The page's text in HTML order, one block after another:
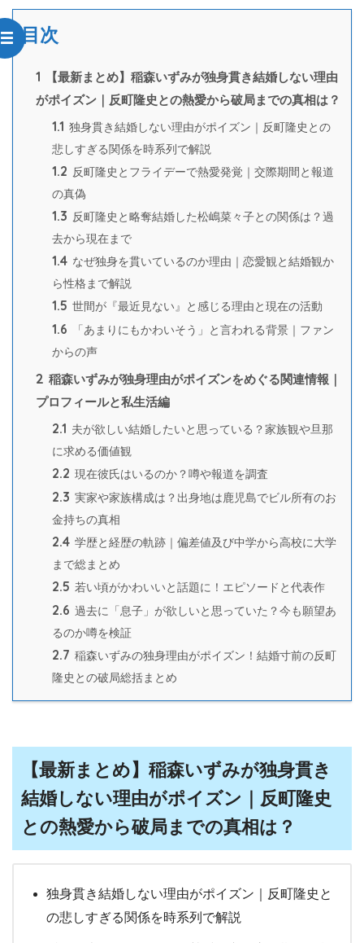
目次
1
【最新まとめ】稲森いずみが独身貫き結婚しない理由
がポイズン｜反町隆史との熱愛から破局までの真相は？
1.1 独身貫き結婚しない理由がポイズン｜反町隆史との
悲しすぎる関係を時系列で解説
1.2 反町隆史とフライデーで熱愛発覚｜交際期間と報道
の真偽
1.3 反町隆史と略奪結婚した松嶋菜々子との関係は？過
去から現在まで
1.4 なぜ独身を貫いているのか理由｜恋愛観と結婚観か
ら性格まで解説
1.5 世間が『最近見ない』と感じる理由と現在の活動
1.6
「あまりにもかわいそう」と言われる背景｜ファン
からの声
2 稲森いずみが独身理由がポイズンをめぐる関連情報｜
プロフィールと私生活編
2.1 夫が欲しい結婚したいと思っている？家族観や旦那
に求める価値観
2.2 現在彼氏はいるのか？噂や報道を調査
2.3 実家や家族構成は？出身地は鹿児島でビル所有のお
金持ちの真相
2.4 学歴と経歴の軌跡｜偏差値及び中学から高校に大学
まで総まとめ
2.5 若い頃がかわいいと話題に！エピソードと代表作
2.6 過去に「息子」が欲しいと思っていた？今も願望あ
るのか噂を検証
2.7 稲森いずみの独身理由がポイズン！結婚寸前の反町
隆史との破局総括まとめ
【最新まとめ】稲森いずみが独身貫き
結婚しない理由がポイズン｜反町隆史
との熱愛から破局までの真相は？
独身貫き結婚しない理由がポイズン｜反町隆史と
の悲しすぎる関係を時系列で解説